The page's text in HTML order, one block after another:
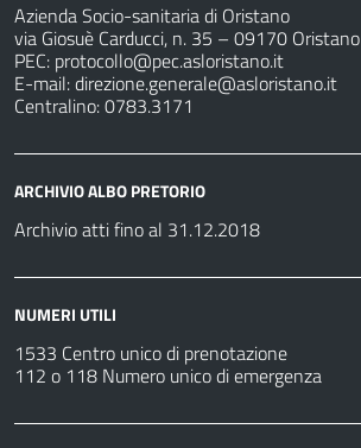
Azienda Socio-sanitaria di Oristano
via Giosuè Carducci, n. 35 – 09170 Oristano
PEC: protocollo@pec.asloristano.it
E-mail:direzione.generale@asloristano.it
Centralino: 0783.3171
ARCHIVIO ALBO PRETORIO
Archivio atti fino al 31.12.2018
NUMERI UTILI
1533 Centro unico di prenotazione
112 o 118 Numero unico di emergenza